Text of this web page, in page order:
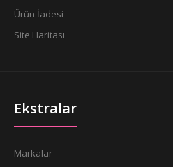
Ürün İadesi
Site Haritası
Ekstralar
Markalar